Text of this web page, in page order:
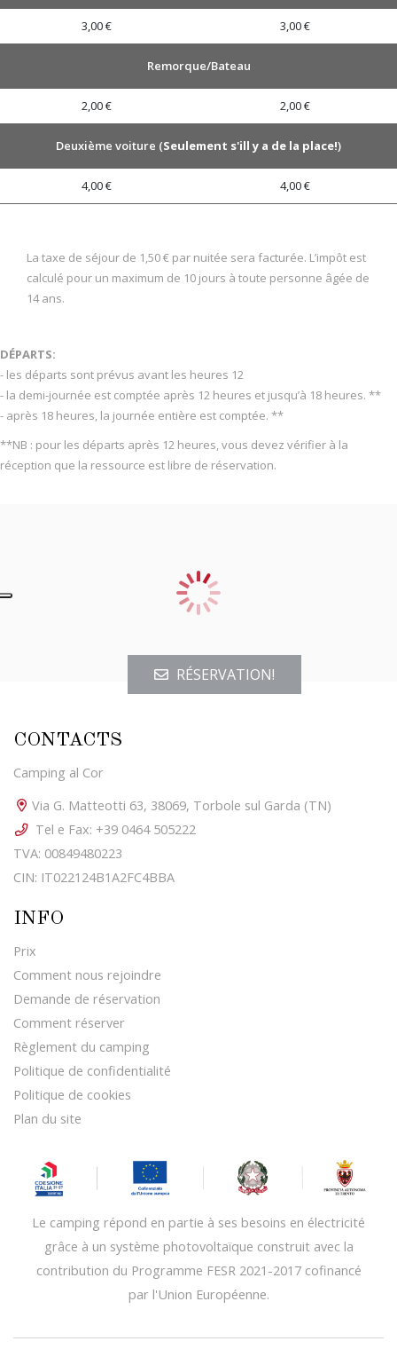
3,00 € 3,00 €
Remorque/Bateau
2,00 € 2,00 €
Deuxième voiture (Seulement s'ill y a de la place!)
4,00 € 4,00 €
La taxe de séjour de 1,50 € par nuitée sera facturée. L’impôt est
calculé pour un maximum de 10 jours à toute personne âgée de
14 ans.
DÉPARTS:
- les départs sont prévus avant les heures 12
- la demi-journée est comptée après 12 heures et jusqu’à 18 heures. **
- après 18 heures, la journée entière est comptée. **
**NB : pour les départs après 12 heures, vous devez vérifier à la
réception que la ressource est libre de réservation.
RÉSERVATION!
CONTACTS
Camping al Cor
Via G. Matteotti 63, 38069, Torbole sul Garda (TN)
Tel e Fax: +39 0464 505222
TVA: 00849480223
CIN: IT022124B1A2FC4BBA
INFO
Prix
Comment nous rejoindre
Demande de réservation
Comment réserver
Règlement du camping
Politique de confidentialité
Politique de cookies
Plan du site
Le camping répond en partie à ses besoins en électricité
grâce à un système photovoltaïque construit avec la
contribution du Programme FESR 2021-2017 cofinancé
par l'Union Européenne.